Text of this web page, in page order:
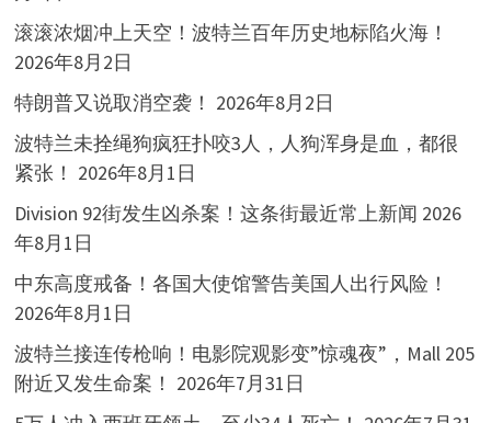
滚滚浓烟冲上天空！波特兰百年历史地标陷火海！
2026年8月2日
特朗普又说取消空袭！ 2026年8月2日
波特兰未拴绳狗疯狂扑咬3人，人狗浑身是血，都很
紧张！ 2026年8月1日
Division 92街发生凶杀案！这条街最近常上新闻 2026
年8月1日
中东高度戒备！各国大使馆警告美国人出行风险！
2026年8月1日
波特兰接连传枪响！电影院观影变”惊魂夜”，Mall 205
附近又发生命案！ 2026年7月31日